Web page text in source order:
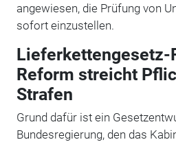
angewiesen, die Prüfung von
sofort einzustellen.
Lieferkettengesetz-
Reform streicht
Strafen
Grund dafür ist ein
Bundesregierung, den das